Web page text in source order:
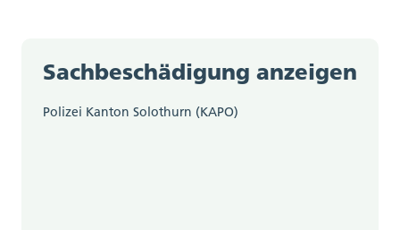
Sachbeschädigung anzeigen
Polizei Kanton Solothurn (KAPO)